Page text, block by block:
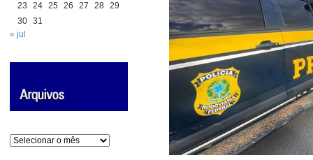
23
24 25 26 27 28 29
30 31
« jul
Arquivos